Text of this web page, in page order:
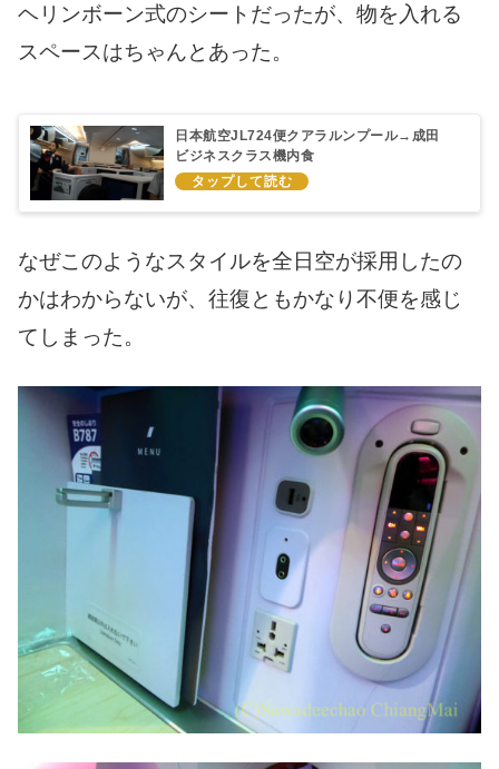
ヘリンボーン式のシートだったが、物を入れる
スペースはちゃんとあった。
日本航空JL724便クアラルンプール→成田
ビジネスクラス機内食
なぜこのようなスタイルを全日空が採用したの
かはわからないが、往復ともかなり不便を感じ
てしまった。